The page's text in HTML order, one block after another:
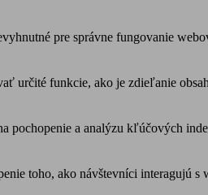
pre správne fungovanie
určité funkcie, ako je zdieľanie
pochopenie a analýzu kľúčových
toho, ako návštevníci interagujú